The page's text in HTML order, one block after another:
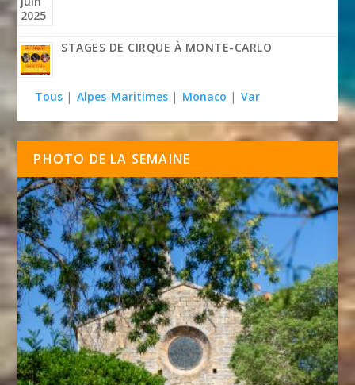
STAGES DE CIRQUE À MONTE-CARLO
Tous | Alpes-Maritimes | Monaco | Var
PHOTO DE LA SEMAINE